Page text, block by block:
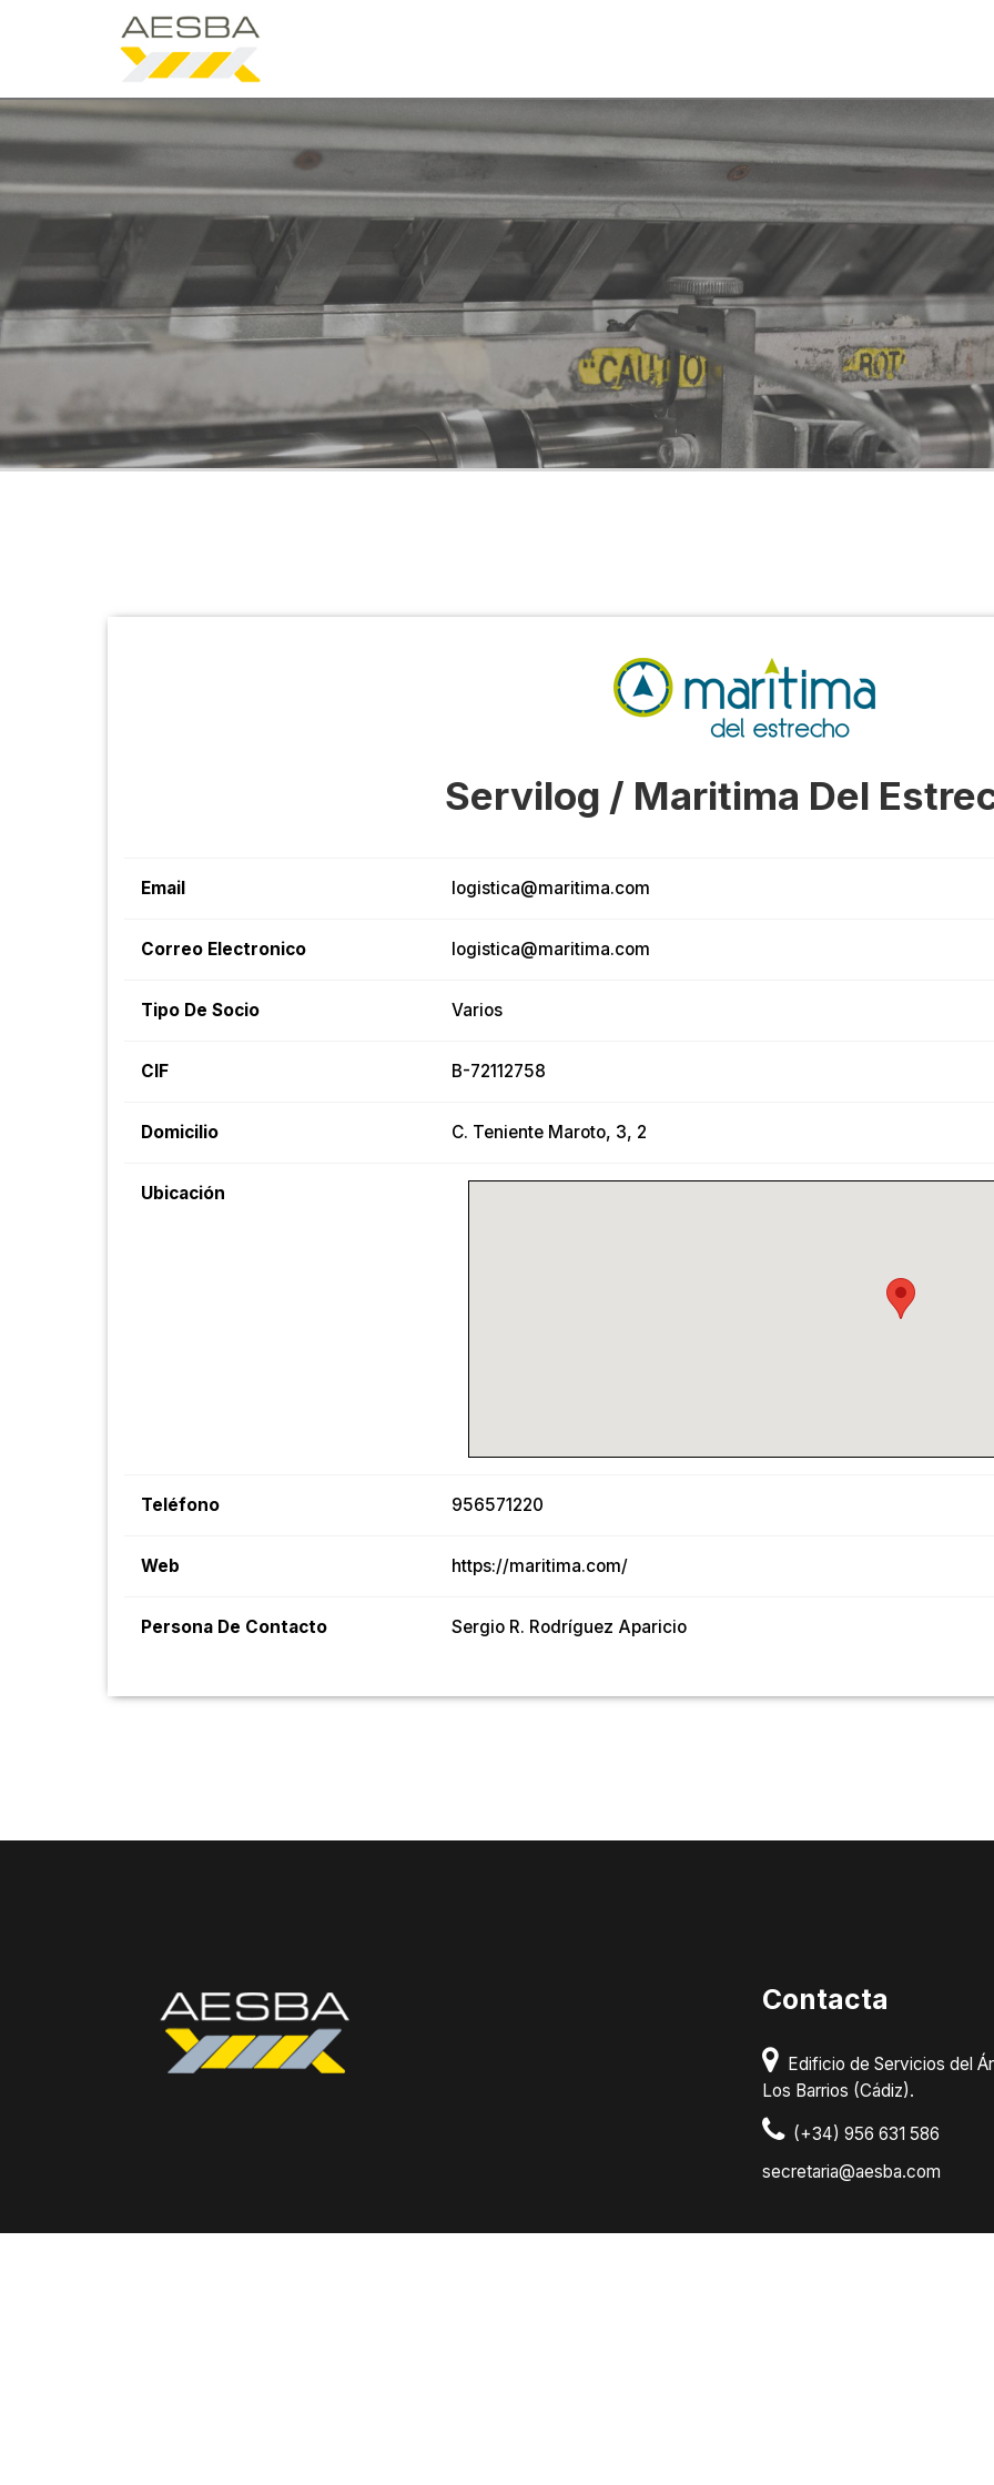
Documentación
Únete
Servilog / Maritima Del
Email logistica@maritima.com
Correo Electronico logistica@maritima.com
Tipo De Socio Varios
CIF B-72112758
Domicilio C. Teniente Maroto, 3, 2
Ubicación
Teléfono 956571220
Web https://maritima.com/
Persona De Contacto Sergio R. Rodríguez Aparicio
Contacta
Edificio de Servicios del
Los Barrios (Cádiz).
(+34) 956 631 586
secretaria@aesba.com